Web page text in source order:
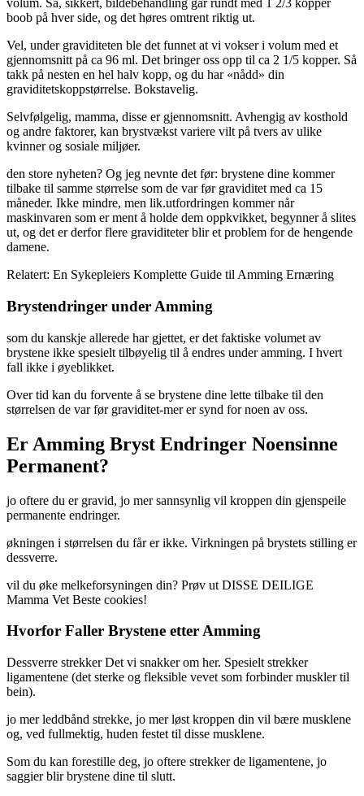
volum. Så, sikkert, bildebehandling går rundt med 1 2/3 kopper
boob på hver side, og det høres omtrent riktig ut.
Vel, under graviditeten ble det funnet at vi vokser i volum med et
gjennomsnitt på ca 96 ml. Det bringer oss opp til ca 2 1/5 kopper. Så
takk på nesten en hel halv kopp, og du har «nådd» din
graviditetskoppstørrelse. Bokstavelig.
Selvfølgelig, mamma, disse er gjennomsnitt. Avhengig av kosthold
og andre faktorer, kan brystvækst variere vilt på tvers av ulike
kvinner og sosiale miljøer.
den store nyheten? Og jeg nevnte det før: brystene dine kommer
tilbake til samme størrelse som de var før graviditet med ca 15
måneder. Ikke mindre, men lik.utfordringen kommer når
maskinvaren som er ment å holde dem oppkvikket, begynner å slites
ut, og det er derfor flere graviditeter blir et problem for de hengende
damene.
Relatert: En Sykepleiers Komplette Guide til Amming Ernæring
Brystendringer under Amming
som du kanskje allerede har gjettet, er det faktiske volumet av
brystene ikke spesielt tilbøyelig til å endres under amming. I hvert
fall ikke i øyeblikket.
Over tid kan du forvente å se brystene dine lette tilbake til den
størrelsen de var før graviditet-mer er synd for noen av oss.
Er Amming Bryst Endringer Noensinne
Permanent?
jo oftere du er gravid, jo mer sannsynlig vil kroppen din gjenspeile
permanente endringer.
økningen i størrelsen du får er ikke. Virkningen på brystets stilling er
dessverre.
vil du øke melkeforsyningen din? Prøv ut DISSE DEILIGE
Mamma Vet Beste cookies!
Hvorfor Faller Brystene etter Amming
Dessverre strekker Det vi snakker om her. Spesielt strekker
ligamentene (det sterke og fleksible vevet som forbinder muskler til
bein).
jo mer leddbånd strekke, jo mer løst kroppen din vil bære musklene
og, ved fullmektig, huden festet til disse musklene.
Som du kan forestille deg, jo oftere strekker de ligamentene, jo
saggier blir brystene dine til slutt.